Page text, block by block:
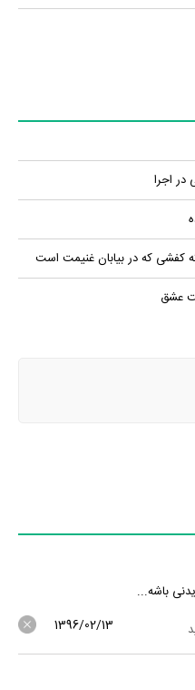
در اجرا
که در بیابان غنیمت است
عشق
باشه...
1396/02/13